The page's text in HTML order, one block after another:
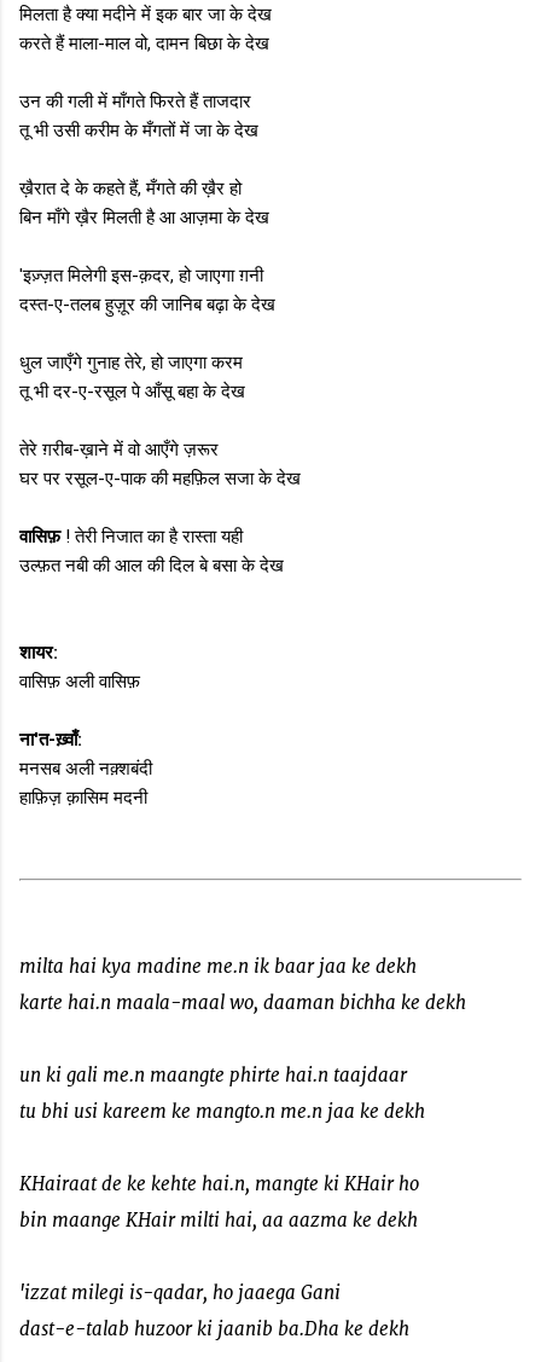
मिलता है क्या मदीने में इक बार जा के देख
करते हैं माला-माल वो, दामन बिछा के देख
उन की गली में माँगते फिरते हैं ताजदार
तू भी उसी करीम के मँगतों में जा के देख
ख़ैरात दे के कहते हैं, मँगते की ख़ैर हो
बिन माँगे ख़ैर मिलती है आ आज़मा के देख
'इज़्ज़त मिलेगी इस-क़दर, हो जाएगा ग़नी
दस्त-ए-तलब हुज़ूर की जानिब बढ़ा के देख
धुल जाएँगे गुनाह तेरे, हो जाएगा करम
तू भी दर-ए-रसूल पे आँसू बहा के देख
तेरे ग़रीब-ख़ाने में वो आएँगे ज़रूर
घर पर रसूल-ए-पाक की महफ़िल सजा के देख
वासिफ़! तेरी निजात का है रास्ता यही
उल्फ़त नबी की आल की दिल बे बसा के देख
शायर:
वासिफ़ अली वासिफ़
ना'त-ख़्वाँ:
मनसब अली नक़्शबंदी
हाफ़िज़ क़ासिम मदनी
milta hai kya madine me.n ik baar jaa ke dekh
karte hai.n maala-maal wo, daaman bichha ke dekh
un ki gali me.n maangte phirte hai.n taajdaar
tu bhi usi kareem ke mangto.n me.n jaa ke dekh
KHairaat de ke kehte hai.n, mangte ki KHair ho
bin maange KHair milti hai, aa aazma ke dekh
'izzat milegi is-qadar, ho jaaega Gani
dast-e-talab huzoor ki jaanib ba.Dha ke dekh